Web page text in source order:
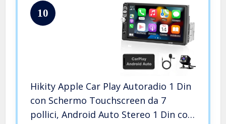
10
Hikity Apple Car Play Autoradio 1 Din
con Schermo Touchscreen da 7
pollici, Android Auto Stereo 1 Din con